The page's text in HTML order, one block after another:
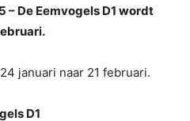
– De Eemvogels D1 wordt
januari naar 21 februari.
D1